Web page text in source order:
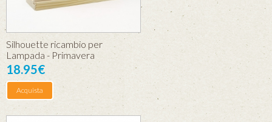
Silhouette ricambio per
Lampada - Primavera
18.95€
Acquista